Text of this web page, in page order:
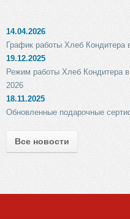
14.04.2026
График работы Хлеб Кондитера
19.12.2025
Режим работы Хлеб Кондитера
2026
18.11.2025
Обновленные подарочные
Все новости